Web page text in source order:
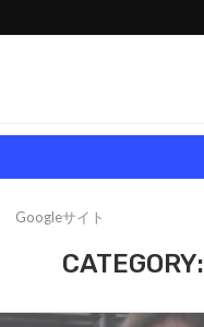
Googleサイト
CATEGORY: